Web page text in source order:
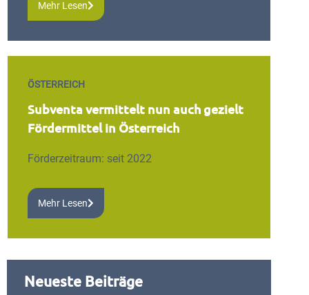
Mehr Lesen
ÖSTERREICH
Subventa vermittelt nun auch gezielt
Fördermittel in Österreich
Förderzeitraum: seit 2022
Mehr Lesen
Neueste Beiträge